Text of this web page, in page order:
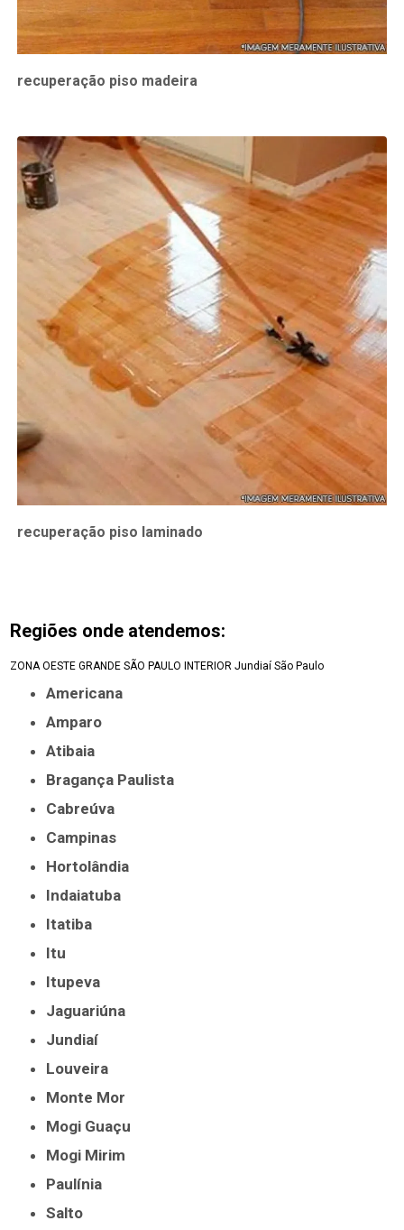
recuperação piso madeira
recuperação piso laminado
Regiões onde atendemos:
ZONA OESTE GRANDE SÃO PAULO INTERIOR Jundiaí São Paulo
Americana
Amparo
Atibaia
Bragança Paulista
Cabreúva
Campinas
Hortolândia
Indaiatuba
Itatiba
Itu
Itupeva
Jaguariúna
Jundiaí
Louveira
Monte Mor
Mogi Guaçu
Mogi Mirim
Paulínia
Salto